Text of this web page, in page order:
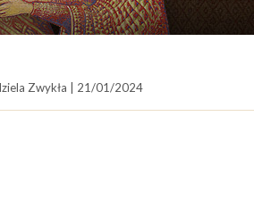
Zwykła | 21/01/2024